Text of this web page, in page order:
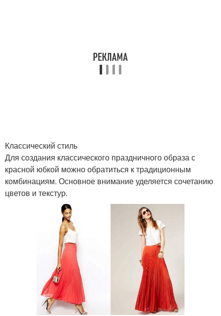
Романтическая
прическа
Прическа в
романтическом стиле
Прически в
романтическом стиле
Стиль в прическах Экскурс по стилям
Классический стиль
Для создания классического праздничного образа с
красной юбкой можно обратиться к традиционным
комбинациям. Основное внимание уделяется сочетанию
цветов и текстур.